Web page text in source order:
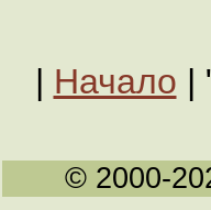
| Начало |
© 2000-